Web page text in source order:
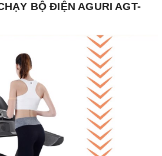
BỘ ĐIỆN AGURI AGT-